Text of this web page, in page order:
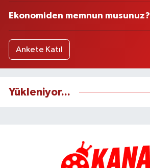
Ekonomiden memnun musunuz?
Ankete Katıl
Yükleniyor...